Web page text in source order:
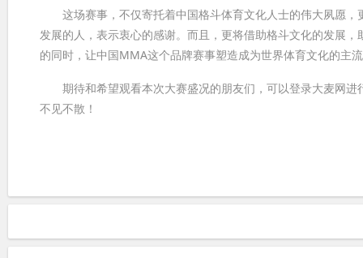
这场赛事，不仅寄托着中国格斗体育文化人士的伟大夙愿，
发展的人，表示衷心的感谢。而且，更将借助格斗文化的发展
的同时，让中国MMA这个品牌赛事塑造成为世界体育文化的主
期待和希望观看本次大赛盛况的朋友们，可以登录大麦网进
不见不散！